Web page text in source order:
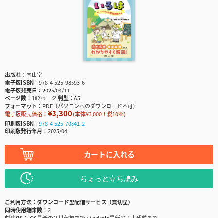
出版社
南山堂
電子版ISBN
978-4-525-98593-6
電子版発売日
2025/04/11
ページ数
182ページ判型
A5
フォーマット
PDF（パソコンへのダウンロード不可）
電子版販売価格： ¥3,300(本体¥3,000＋税10％)
印刷版ISBN
978-4-525-70841-2
印刷版発行年月
2025/04
カートに入れる
ちょっと立ち読み
ご利用方法
ダウンロード型配信サービス（買切型）
同時使用端末数
2